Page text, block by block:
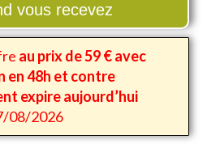
vous recevez
au prix de 59 € avec
en 48h et contre
expire aujourd’hui
08/2026